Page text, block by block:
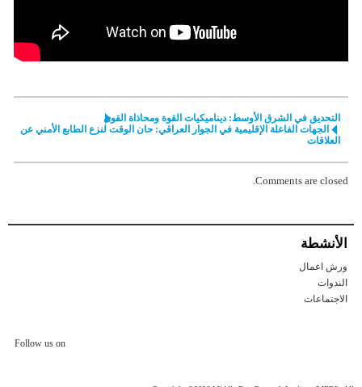
التحديق في الشرق الأوسط: ديناميكيات القوة ومحاذاة القوى
الجهات الفاعلة الإقليمية في الجوار العراقي: حان الوقت لنزع الطابع الأمني عن
العلاقات
Comments are closed.
الأنشطة
ورش اعمال
الندوات
الاجتماعات
Follow us on